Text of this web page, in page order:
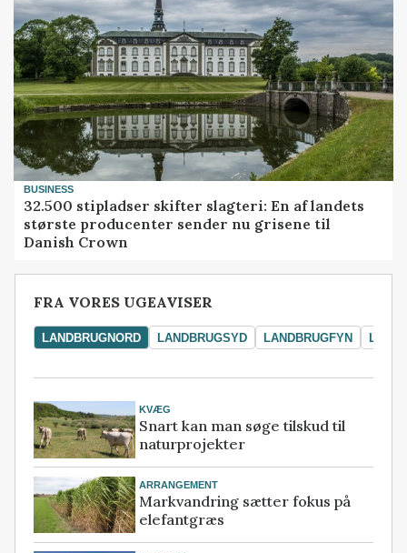
BUSINESS
32.500 stipladser skifter slagteri: En af landets
største producenter sender nu grisene til
Danish Crown
FRA VORES UGEAVISER
LANDBRUGNORD LANDBRUGSYD LANDBRUGFYN
KVÆG
Snart kan man søge tilskud til
naturprojekter
ARRANGEMENT
Markvandring sætter fokus på
elefantgræs